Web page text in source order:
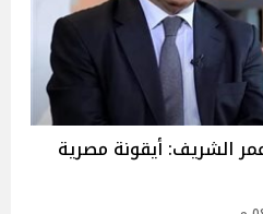
الشريف: أيقونة مصرية